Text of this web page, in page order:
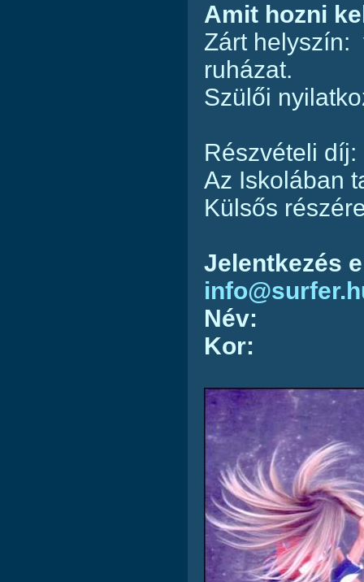
Amit hozni
Zárt helyszín:
ruházat.
Szülői
Részvételi díj:
Az Iskolában
Külsős
Jelentkezés
Név:
Kor: